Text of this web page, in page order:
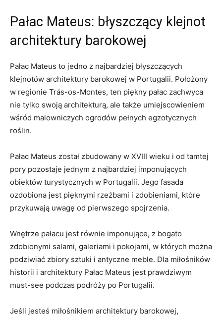
Pałac Mateus: ​błyszczący klejnot‍
architektury barokowej
Pałac Mateus to jedno ​z najbardziej błyszczących
klejnotów architektury barokowej w Portugalii. ⁢Położony
w regionie Trás-os-Montes, ⁢ten piękny pałac zachwyca
nie ⁢tylko swoją ‍architekturą,⁣ ale​ także umiejscowieniem
wśród ‌malowniczych ogrodów ⁣pełnych egzotycznych
roślin.
Pałac Mateus został zbudowany w‍ XVIII⁢ wieku i od tamtej
pory pozostaje ⁣jednym‍ z najbardziej imponujących
obiektów turystycznych⁣ w ‍Portugalii. ‌Jego fasada
ozdobiona jest pięknymi rzeźbami i zdobieniami, ⁣które ​
przykuwają uwagę od pierwszego spojrzenia.
Wnętrze pałacu jest równie imponujące,​ z bogato
zdobionymi salami, galeriami i pokojami, w których można
podziwiać ⁣zbiory sztuki i antyczne meble. Dla miłośników
historii ‌i architektury Pałac Mateus ⁢jest prawdziwym
must-see podczas podróży⁤ po Portugalii.
Jeśli jesteś miłośnikiem architektury barokowej,